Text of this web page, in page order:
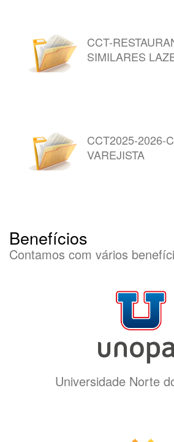
CCT-
SIMILARES
CCT2025-2026-
VAREJISTA
Benefícios
Contamos com vários
Universidade Norte